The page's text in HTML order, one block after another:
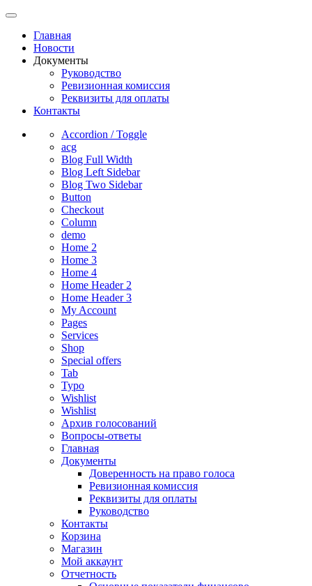
Главная
Новости
Документы
Руководство
Ревизионная комиссия
Реквизиты для оплаты
Контакты
Accordion / Toggle
acg
Blog Full Width
Blog Left Sidebar
Blog Two Sidebar
Button
Checkout
Column
demo
Home 2
Home 3
Home 4
Home Header 2
Home Header 3
My Account
Pages
Services
Shop
Special offers
Tab
Typo
Wishlist
Wishlist
Архив голосований
Вопросы-ответы
Главная
Документы
Доверенность на право голоса
Ревизионная комиссия
Реквизиты для оплаты
Руководство
Контакты
Корзина
Магазин
Мой аккаунт
Отчетность